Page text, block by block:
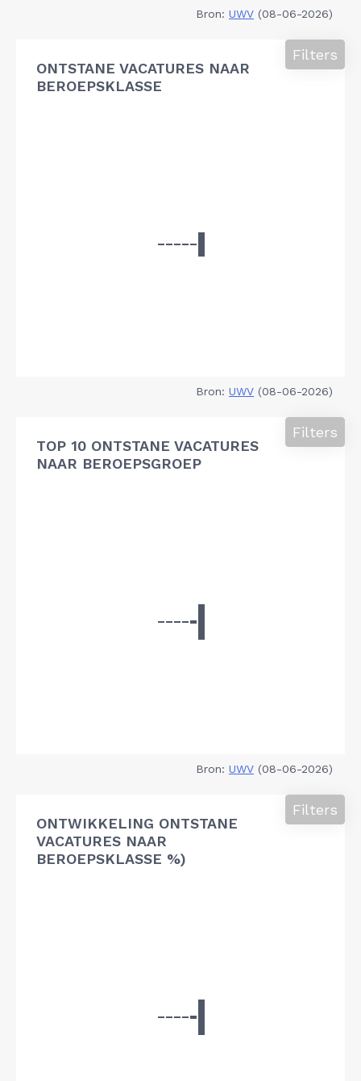
Bron: UWV (08-06-2026)
ONTSTANE VACATURES NAAR
BEROEPSKLASSE
Filters
Bron: UWV (08-06-2026)
TOP 10 ONTSTANE VACATURES
NAAR BEROEPSGROEP
Filters
Bron: UWV (08-06-2026)
ONTWIKKELING ONTSTANE
VACATURES NAAR
BEROEPSKLASSE %)
Filters